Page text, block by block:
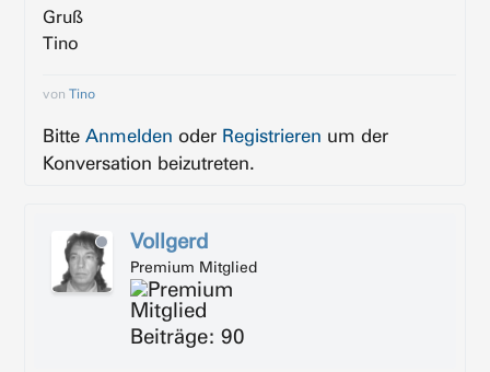
Gruß
Tino
vonTino
BitteAnmelden oder Registrieren um der
Konversation beizutreten.
Vollgerd
Premium Mitglied
Beiträge: 90